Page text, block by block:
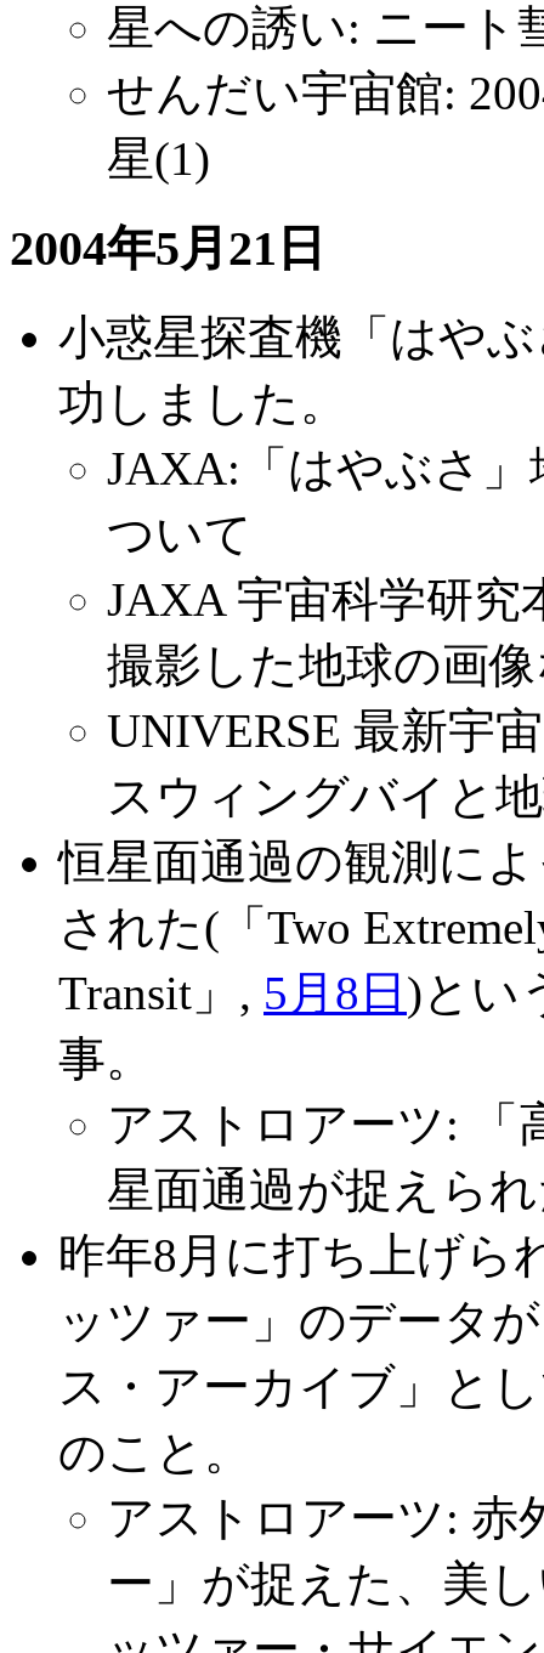
星への誘い: ニート
せんだい宇宙館:
星(1)
2004年5月21日
小惑星探査機「はや
功しました。
JAXA:「はやぶさ
ついて
JAXA 宇宙科学研
撮影した地球の画
UNIVERSE 最新宇
スウィングバイと
恒星面通過の観測に
された(「Two
Transit」, 5月8日 )とい
事。
アストロアーツ: 「
星面通過が捉えら
昨年8月に打ち上げら
ッツァー」のデータ
ス・アーカイブ」と
のこと。
アストロアーツ: 赤
ー」が捉えた、美